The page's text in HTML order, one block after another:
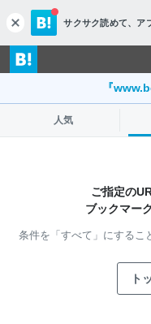
c
l
o
s
サクサク読めて、 ア
『
人気
ご指定の
ブックマー
条件を「すべて」にするこ
ト